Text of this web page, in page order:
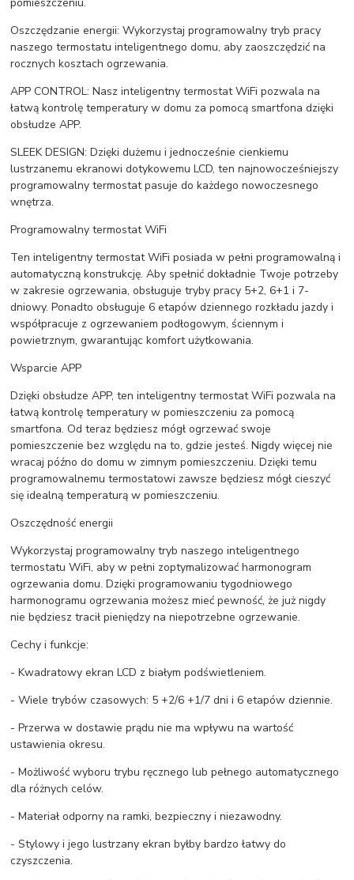
Oszczędzanie energii: Wykorzystaj programowalny tryb pracy
naszego termostatu inteligentnego domu, aby zaoszczędzić na
rocznych kosztach ogrzewania.
APP CONTROL: Nasz inteligentny termostat WiFi pozwala na
łatwą kontrolę temperatury w domu za pomocą smartfona dzięki
obsłudze APP.
SLEEK DESIGN: Dzięki dużemu i jednocześnie cienkiemu
lustrzanemu ekranowi dotykowemu LCD, ten najnowocześniejszy
programowalny termostat pasuje do każdego nowoczesnego
wnętrza.
Programowalny termostat WiFi
Ten inteligentny termostat WiFi posiada w pełni programowalną i
automatyczną konstrukcję. Aby spełnić dokładnie Twoje potrzeby
w zakresie ogrzewania, obsługuje tryby pracy 5+2, 6+1 i 7-
dniowy. Ponadto obsługuje 6 etapów dziennego rozkładu jazdy i
współpracuje z ogrzewaniem podłogowym, ściennym i
powietrznym, gwarantując komfort użytkowania.
Wsparcie APP
Dzięki obsłudze APP, ten inteligentny termostat WiFi pozwala na
łatwą kontrolę temperatury w pomieszczeniu za pomocą
smartfona. Od teraz będziesz mógł ogrzewać swoje
pomieszczenie bez względu na to, gdzie jesteś. Nigdy więcej nie
wracaj późno do domu w zimnym pomieszczeniu. Dzięki temu
programowalnemu termostatowi zawsze będziesz mógł cieszyć
się idealną temperaturą w pomieszczeniu.
Oszczędność energii
Wykorzystaj programowalny tryb naszego inteligentnego
termostatu WiFi, aby w pełni zoptymalizować harmonogram
ogrzewania domu. Dzięki programowaniu tygodniowego
harmonogramu ogrzewania możesz mieć pewność, że już nigdy
nie będziesz tracił pieniędzy na niepotrzebne ogrzewanie.
Cechy i funkcje:
- Kwadratowy ekran LCD z białym podświetleniem.
- Wiele trybów czasowych: 5 +2/6 +1/7 dni i 6 etapów dziennie.
- Przerwa w dostawie prądu nie ma wpływu na wartość
ustawienia okresu.
- Możliwość wyboru trybu ręcznego lub pełnego automatycznego
dla różnych celów.
- Materiał odporny na ramki, bezpieczny i niezawodny.
- Stylowy i jego lustrzany ekran byłby bardzo łatwy do
czyszczenia.